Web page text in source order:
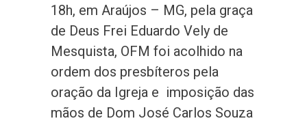
18h, em Araújos – MG, pela graça
de Deus Frei Eduardo Vely de
Mesquista, OFM foi acolhido na
ordem dos presbíteros pela
oração da Igreja e imposição das
mãos de Dom José Carlos Souza